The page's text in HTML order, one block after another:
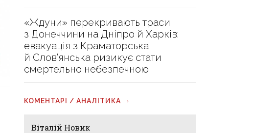
«Ждуни» перекривають траси
з Донеччини на Дніпро й Харків:
евакуація з Краматорська
й Слов’янська ризикує стати
смертельно небезпечною
КОМЕНТАРІ / АНАЛІТИКА
Віталій Новик